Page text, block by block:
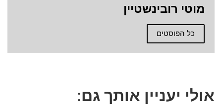
מוטי רובינשטיין
כל הפוסטים
אולי יעניין אותך גם: